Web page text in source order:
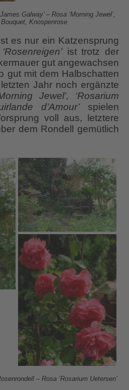
Galway’ – Rosa ‘Morning Jewel’,
Bouquet, Knospenrose
es nur ein Katzensprung
‘Rosenreigen’ist trotz der
gut angewachsen
gut mit dem Halbschatten
Jahr noch ergänzte
Jewel’, ‘Rosarium
d’Amour’spielen
voll aus, letztere
dem Rondell gemütlich
– Rosa ‘Rosarium Uetersen’